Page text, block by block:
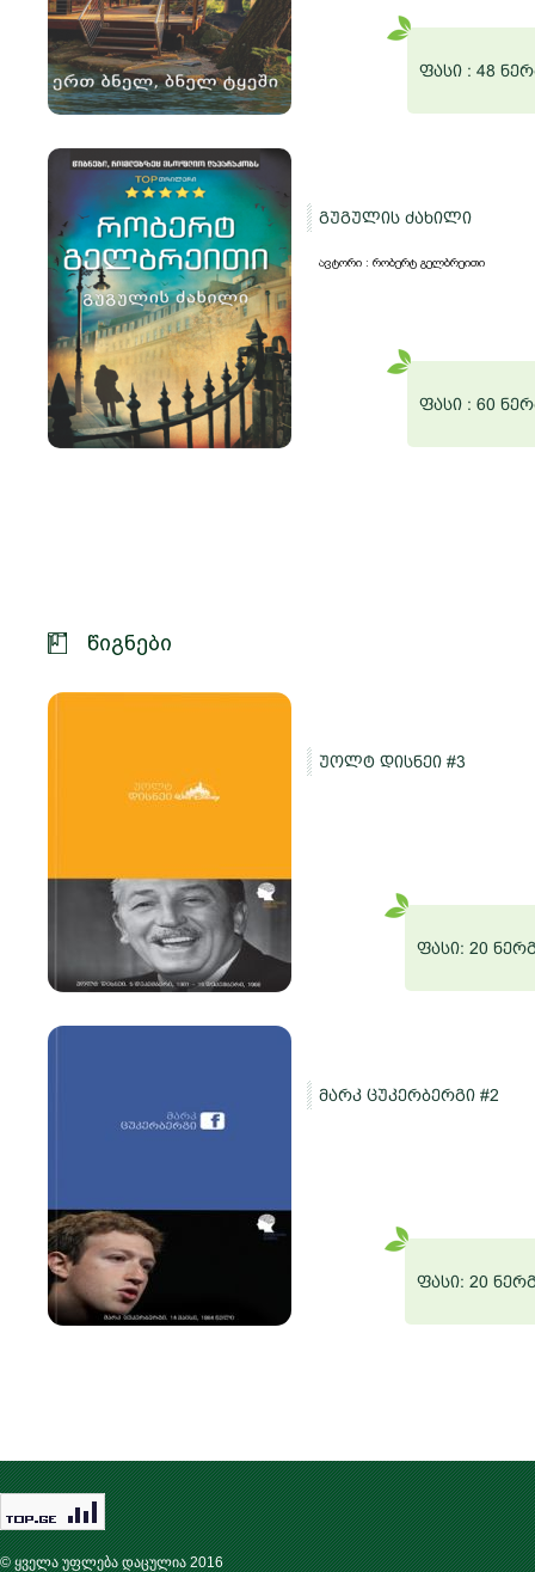
ფასი : 48
გუგულის ძახილი
ავტორი : რობერტ გელბრეითი
ფასი : 60
წიგნები
უოლტ დისნეი #3
ფასი: 20
მარკ ცუკერბერგი #2
ფასი: 20
© ყველა უფლება დაცულია 2016